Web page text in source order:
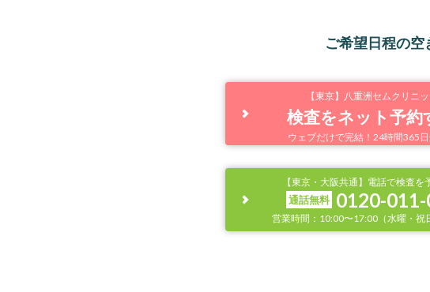
ご希望日程の空
【東京】八重洲セムクリニッ
検査をネット予約
ウェブだけで完結！24時間365
【東京・大阪共通】電話で検査を
通話無料 0120-
営業時間：10:00〜17:00（水曜・祝